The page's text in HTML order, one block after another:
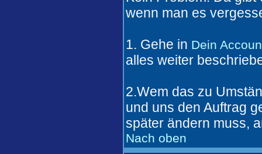
wenn man es
1. Gehe in Dein
alles weiter
2.Wem das zu
und uns den Auftrag
später ändern muss,
Nach oben